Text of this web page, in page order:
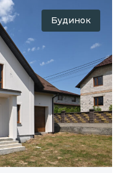
Будинок